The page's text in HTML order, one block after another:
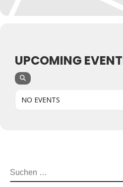
UPCOMING
NO EVENTS
SUCHE